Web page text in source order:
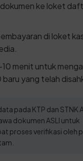
ke loket
di loket
menit untuk
baru yang telah
pada KTP dan STNK
dokumen ASLI untuk
proses verifikasi oleh